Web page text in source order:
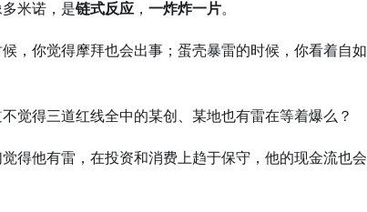
米诺，是链式反应 ， 一炸炸一片。
，你觉得摩拜也会出事；蛋壳暴雷的时候，你看着自
觉得三道红线全中的某创、某地也有雷在等着爆么？
得他有雷，在投资和消费上趋于保守，他的现金流也